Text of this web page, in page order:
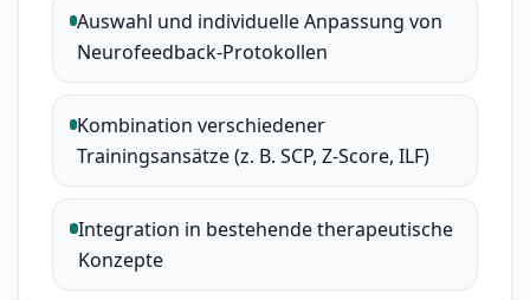
Auswahl und individuelle Anpassung von
Neurofeedback-Protokollen
Kombination verschiedener
Trainingsansätze (z. B. SCP, Z-Score, ILF)
Integration in bestehende therapeutische
Konzepte